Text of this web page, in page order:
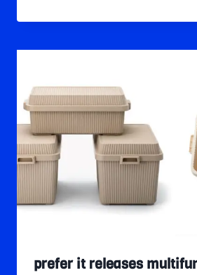
prefer it releases